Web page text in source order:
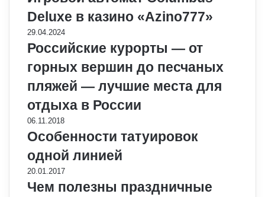
Deluxe в казино «Azino777»
29.04.2024
Российские курорты — от
горных вершин до песчаных
пляжей — лучшие места для
отдыха в России
06.11.2018
Особенности татуировок
одной линией
20.01.2017
Чем полезны праздничные